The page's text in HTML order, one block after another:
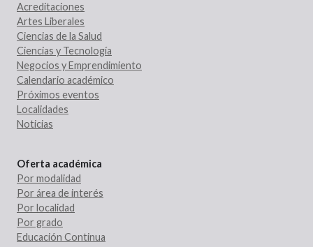
Acreditaciones
Artes Liberales
Ciencias de la Salud
Ciencias y Tecnología
Negocios y Emprendimiento
Calendario académico
Próximos eventos
Localidades
Noticias
Oferta académica
Por modalidad
Por área de interés
Por localidad
Por grado
Educación Continua